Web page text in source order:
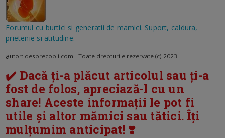
Forumul cu burtici si generatii de mamici. Suport, caldura,
prietenie si atitudine.
autor: desprecopii.com - Toate drepturile rezervate (c) 2023
✔️ Dacă ți-a plăcut articolul sau ți-a
fost de folos, apreciază-l cu un
share! Aceste informații le pot fi
utile și altor mămici sau tătici. Îți
mulțumim anticipat! ❣️